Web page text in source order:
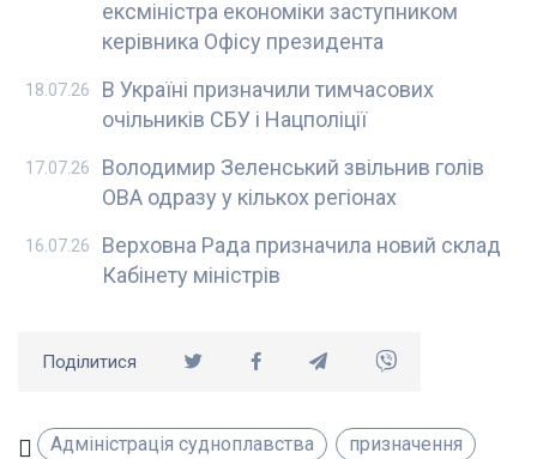
ексміністра економіки заступником
керівника Офісу президента
В Україні призначили тимчасових
очільників СБУ і Нацполіції
18.07.26
Володимир Зеленський звільнив голів
ОВА одразу у кількох регіонах
17.07.26
Верховна Рада призначила новий склад
Кабінету міністрів
16.07.26
Поділитися
Адміністрація судноплавства
призначення